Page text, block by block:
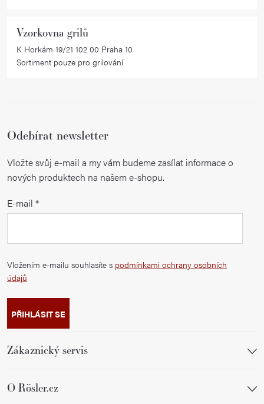
Vzorkovna grilů
K Horkám 19/21 102 00 Praha 10
Sortiment pouze pro grilování
Odebírat newsletter
Vložte svůj e-mail a my vám budeme zasílat informace o
nových produktech na našem e-shopu.
E-mail
Vložením e-mailu souhlasíte s podmínkami ochrany osobních
údajů
PŘIHLÁSIT SE
Zákaznický servis
O Rösler.cz